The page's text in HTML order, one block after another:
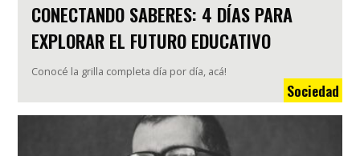
CONECTANDO SABERES: 4 DÍAS PARA
EXPLORAR EL FUTURO EDUCATIVO
Conocé la grilla completa día por día, acá!
Sociedad